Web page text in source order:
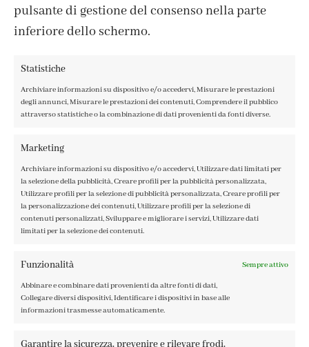
pulsante di gestione del consenso nella parte
inferiore dello schermo.
Statistiche
Archiviare informazioni su dispositivo e/o accedervi, Misurare le prestazioni
degli annunci, Misurare le prestazioni dei contenuti, Comprendere il pubblico
attraverso statistiche o la combinazione di dati provenienti da fonti diverse.
Marketing
Archiviare informazioni su dispositivo e/o accedervi, Utilizzare dati limitati per
la selezione della pubblicità, Creare profili per la pubblicità personalizzata,
Utilizzare profili per la selezione di pubblicità personalizzata, Creare profili per
la personalizzazione dei contenuti, Utilizzare profili per la selezione di
contenuti personalizzati, Sviluppare e migliorare i servizi, Utilizzare dati
limitati per la selezione dei contenuti.
Funzionalità Sempre attivo
Abbinare e combinare dati provenienti da altre fonti di dati,
Collegare diversi dispositivi, Identificare i dispositivi in base alle
informazioni trasmesse automaticamente.
Garantire la sicurezza, prevenire e rilevare frodi,
CONTATTI
COOKIE POLICY
PRIVACY POLICY
TERMINI E CONDIZIONI
FABBRICA DEL COLORE, VIA TAGLIAMENTO 13, 23900 LECCO
– ©ABRALUX SRL P.IVA 01504540137 | DESIGN BY